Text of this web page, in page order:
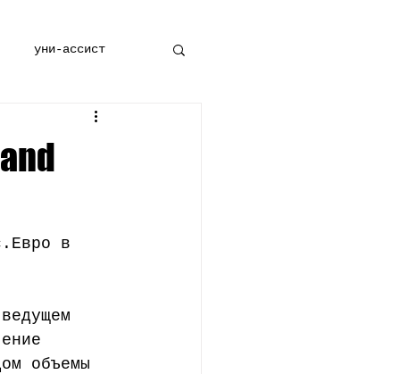
уни-ассист
в
объемы